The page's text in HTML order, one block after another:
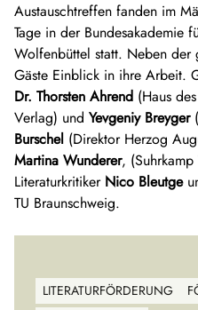
Austauschtreffen fanden im
Tage in der Bundesakademie
Wolfenbüttel statt. Neben der
Gäste Einblick in ihre Arbeit.
Dr. Thorsten Ahrend (Haus
Verlag) und Yevgeniy Breyger
Burschel (Direktor Herzog
Martina Wunderer,
Literaturkritiker Nico Bleutge
TU Braunschweig.
LITERATURFÖRDERUNG